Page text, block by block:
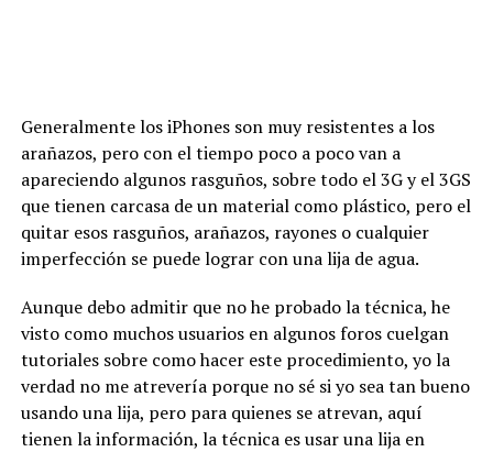
Generalmente los iPhones son muy resistentes a los
arañazos, pero con el tiempo poco a poco van a
apareciendo algunos rasguños, sobre todo el 3G y el 3GS
que tienen carcasa de un material como plástico, pero el
quitar esos rasguños, arañazos, rayones o cualquier
imperfección se puede lograr con una lija de agua.
Aunque debo admitir que no he probado la técnica, he
visto como muchos usuarios en algunos foros cuelgan
tutoriales sobre como hacer este procedimiento, yo la
verdad no me atrevería porque no sé si yo sea tan bueno
usando una lija, pero para quienes se atrevan, aquí
tienen la información, la técnica es usar una lija en